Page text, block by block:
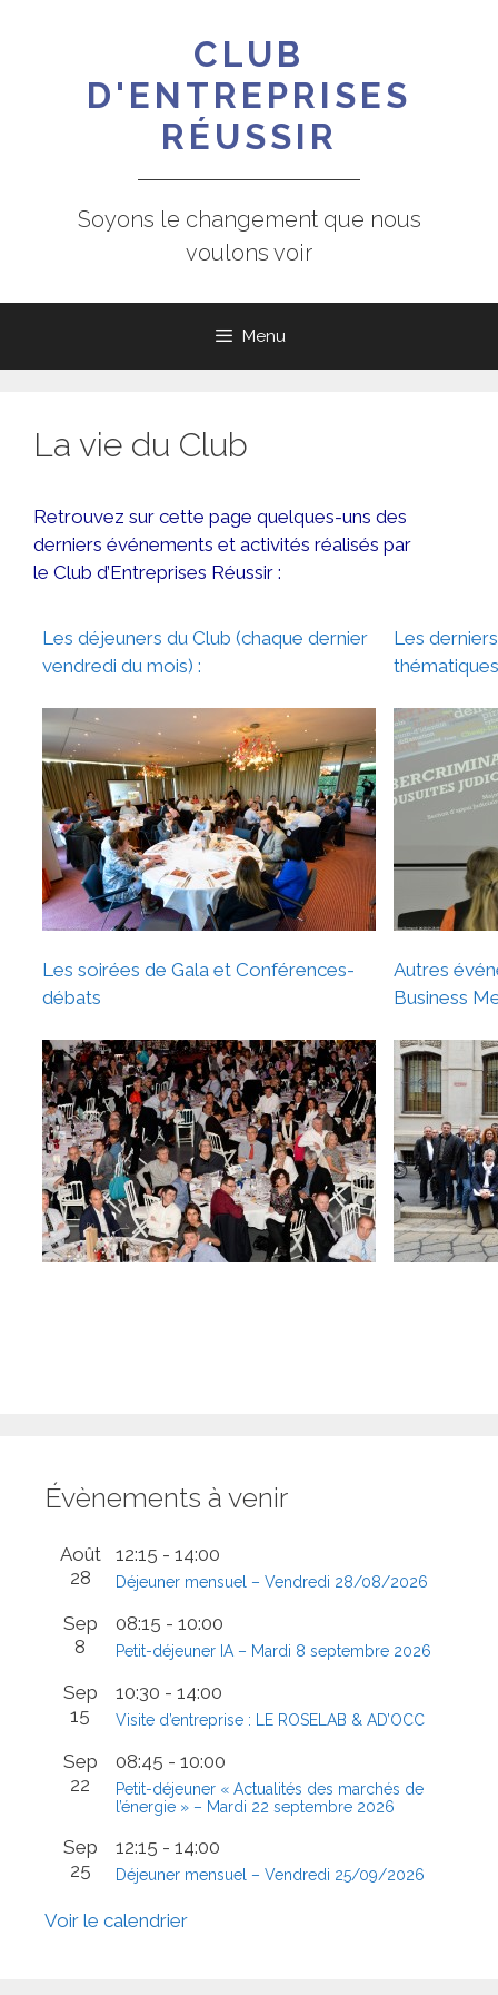
CLUB
D'ENTREPRISES
RÉUSSIR
Soyons le changement que nous
voulons voir
Menu
La vie du Club
Retrouvez sur cette page quelques-uns des
derniers événements et activités réalisés par
le Club d’Entreprises Réussir :
Les déjeuners du Club (chaque dernier
vendredi du mois) :
Les
thématiques
Les soirées de Gala et Conférences-
débats
Autres
Business
Évènements à venir
Août
28
12:15 - 14:00
Déjeuner mensuel – Vendredi 28/08/2026
Sep
8
08:15 - 10:00
Petit-déjeuner IA – Mardi 8 septembre 2026
Sep
15
10:30 - 14:00
Visite d’entreprise : LE ROSELAB & AD’OCC
Sep
22
08:45 - 10:00
Petit-déjeuner « Actualités des marchés de
l’énergie » – Mardi 22 septembre 2026
Sep
25
12:15 - 14:00
Déjeuner mensuel – Vendredi 25/09/2026
Voir le calendrier